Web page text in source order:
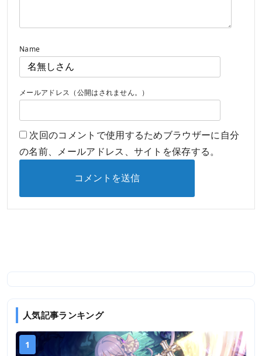
Name
メールアドレス（公開はされません。）
次回のコメントで使用するためブラウザーに自分
の名前、メールアドレス、サイトを保存する。
人気記事ランキング
1